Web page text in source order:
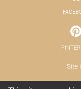
Site